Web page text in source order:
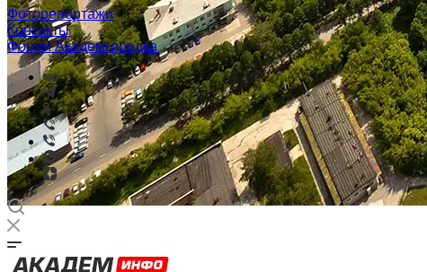
Фоторепортажи
Контакты
Форум Академгородка